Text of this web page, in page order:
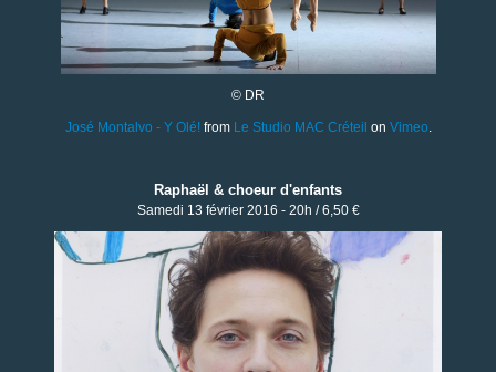
© DR
José Montalvo - Y Olé!from Le Studio MAC Créteil on Vimeo.
Raphaël & choeur d'enfants
Samedi 13 février 2016 - 20h / 6,50 €